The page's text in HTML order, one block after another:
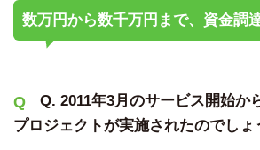
数万円から数千万円まで、資金調
Q. 2011年3月のサービス開始か
プロジェクトが実施されたのでしょ